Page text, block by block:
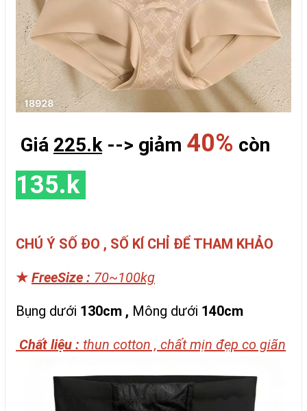
Giá 225.k--> giảm 40% còn
135.k
CHÚ Ý SỐ ĐO , SỐ KÍ CHỈ ĐỂ THAM KHẢO
★ FreeSize : 70~100kg
Bụng dưới 130cm , Mông dưới 140cm
Chất liệu : thun cotton , chất mịn đẹp co giãn